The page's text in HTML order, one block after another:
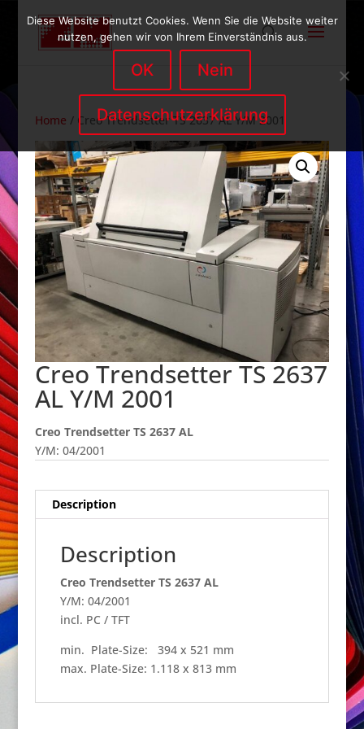
Home / Creo Trendsetter TS 2637 AL Y/M 2001
Creo Trendsetter TS 2637
AL Y/M 2001
Creo Trendsetter TS 2637 AL
Y/M: 04/2001
Description
Description
Creo Trendsetter TS 2637 AL
Y/M: 04/2001
incl. PC / TFT
min. Plate-Size: 394 x 521 mm
max. Plate-Size: 1.118 x 813 mm
Diese Website benutzt Cookies. Wenn Sie die Website weiter
nutzen, gehen wir von Ihrem Einverständnis aus.
OK Nein
Datenschutzerklärung